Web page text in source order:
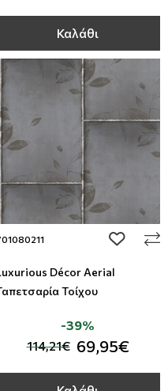
Καλάθι
add to
Décor Aerial
Τοίχου
114,21€ 69,95€
-39%